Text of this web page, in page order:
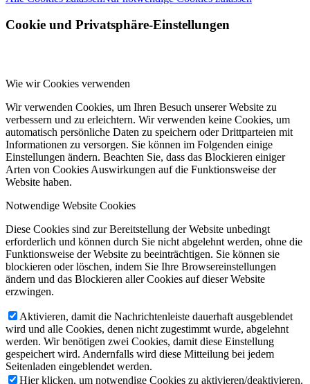
Cookie und Privatsphäre-Einstellungen
Wie wir Cookies verwenden
Wir verwenden Cookies, um Ihren Besuch unserer Website zu
verbessern und zu erleichtern. Wir verwenden keine Cookies, um
automatisch persönliche Daten zu speichern oder Drittparteien mit
Informationen zu versorgen. Sie können im Folgenden einige
Einstellungen ändern. Beachten Sie, dass das Blockieren einiger
Arten von Cookies Auswirkungen auf die Funktionsweise der
Website haben.
Notwendige Website Cookies
Diese Cookies sind zur Bereitstellung der Website unbedingt
erforderlich und können durch Sie nicht abgelehnt werden, ohne die
Funktionsweise der Website zu beeinträchtigen. Sie können sie
blockieren oder löschen, indem Sie Ihre Browsereinstellungen
ändern und das Blockieren aller Cookies auf dieser Website
erzwingen.
Aktivieren, damit die Nachrichtenleiste dauerhaft ausgeblendet
wird und alle Cookies, denen nicht zugestimmt wurde, abgelehnt
werden. Wir benötigen zwei Cookies, damit diese Einstellung
gespeichert wird. Andernfalls wird diese Mitteilung bei jedem
Seitenladen eingeblendet werden.
Hier klicken, um notwendige Cookies zu aktivieren/deaktivieren.